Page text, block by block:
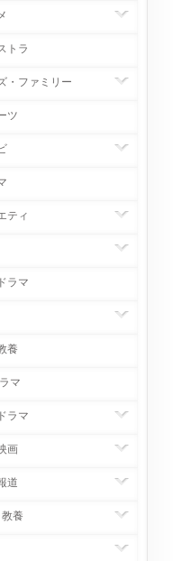
トラ
・ファミリー
ツ
ティ
ラマ
養
マ
ラマ
画
道
養